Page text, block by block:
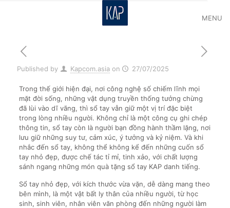
MENU
Published by Kapcom.asia on 27/07/2025
Trong thế giới hiện đại, nơi công nghệ số chiếm lĩnh mọi
mặt đời sống, những vật dụng truyền thống tưởng chừng
đã lùi vào dĩ vãng, thì sổ tay vẫn giữ một vị trí đặc biệt
trong lòng nhiều người. Không chỉ là một công cụ ghi chép
thông tin, sổ tay còn là người bạn đồng hành thầm lặng, nơi
lưu giữ những suy tư, cảm xúc, ý tưởng và kỷ niệm. Và khi
nhắc đến sổ tay, không thể không kể đến những cuốn sổ
tay nhỏ đẹp, được chế tác tỉ mỉ, tinh xảo, với chất lượng
sánh ngang những món quà tặng sổ tay KAP danh tiếng.
Sổ tay nhỏ đẹp, với kích thước vừa vặn, dễ dàng mang theo
bên mình, là một vật bất ly thân của nhiều người, từ học
sinh, sinh viên, nhân viên văn phòng đến những người làm